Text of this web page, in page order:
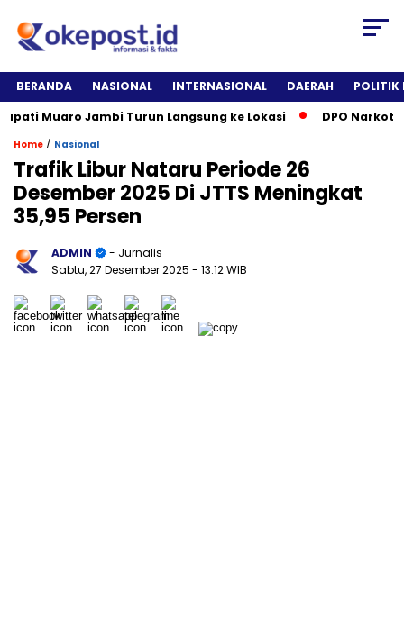
BERANDA NASIONAL INTERNASIONAL DAERAH
POLITIK
Muaro Jambi Turun Langsung ke Lokasi
DPO Narkotika
Home / Nasional
Trafik Libur Nataru Periode 26
Desember 2025 Di JTTS Meningkat
35,95 Persen
ADMIN
- Jurnalis
Sabtu, 27 Desember 2025 - 13:12 WIB